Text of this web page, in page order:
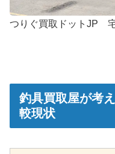
ダイワ ベイトリール ジリオ
未使用
釣具買取クーポン g-
右 未使用
釣具買取クーポン g-
迄）
ローランス HOOK
迄）
つりぐ買取ドットJP
釣具買取屋が考
較現状